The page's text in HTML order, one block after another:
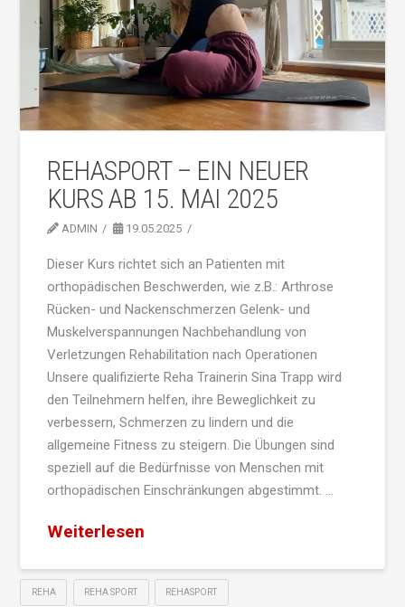
REHASPORT – EIN NEUER
KURS AB 15. MAI 2025
ADMIN 19.05.2025
Dieser Kurs richtet sich an Patienten mit
orthopädischen Beschwerden, wie z.B.: Arthrose
Rücken- und Nackenschmerzen Gelenk- und
Muskelverspannungen Nachbehandlung von
Verletzungen Rehabilitation nach Operationen
Unsere qualifizierte Reha Trainerin Sina Trapp wird
den Teilnehmern helfen, ihre Beweglichkeit zu
verbessern, Schmerzen zu lindern und die
allgemeine Fitness zu steigern. Die Übungen sind
speziell auf die Bedürfnisse von Menschen mit
orthopädischen Einschränkungen abgestimmt. …
Weiterlesen
REHA REHA SPORT REHASPORT